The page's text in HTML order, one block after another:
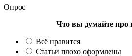
Опрос
Что вы думайте про
Всё нравится
Статьи плохо оформлены